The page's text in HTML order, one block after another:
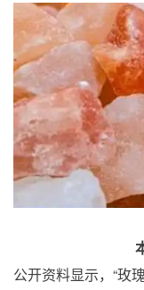
公开资料显示，“玫